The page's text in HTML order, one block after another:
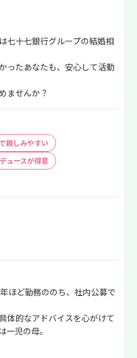
七十七銀行グループの結婚相
ったあなたも、安心して活動
ませんか？
親しみやすい
ュースが得意
ほど勤務ののち、社内公募で
体的なアドバイスを心がけて
一児の母。